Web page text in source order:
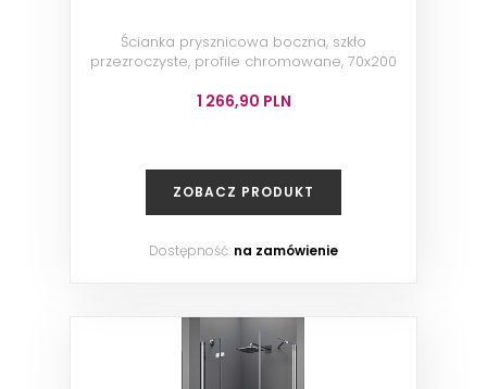
Ścianka prysznicowa boczna, szkło
przezroczyste, profile chromowane, 70x200
1 266,90 PLN
ZOBACZ PRODUKT
Dostępność: na zamówienie